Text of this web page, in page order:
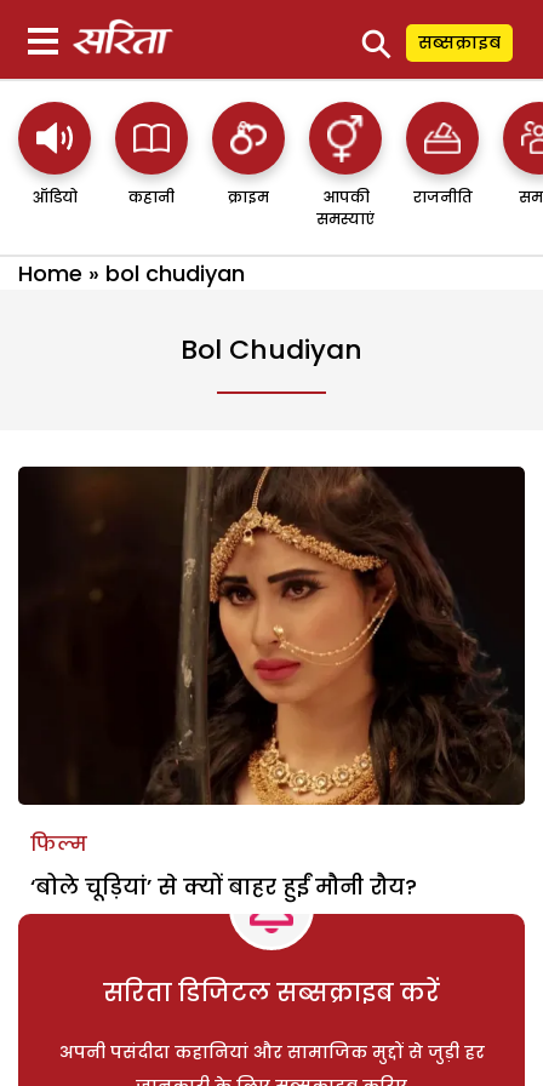
⚲ सब्सक्राइब
ऑडियो कहानी क्राइम
आपकी
समस्याएं
राजनीति
Home » bol chudiyan
Bol Chudiyan
फिल्म
‘बोले चूड़ियां’ से क्यों बाहर हुईं मौनी रौय?
सरिता डिजिटल सब्सक्राइब करें
अपनी पसंदीदा कहानियां और सामाजिक मुद्दों से जुड़ी हर